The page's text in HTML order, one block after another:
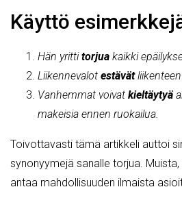
Käyttö
Hän yrittitorjua kaikki
Liikennevalot estävät
Vanhemmat voivat kieltäytyä
makeisia ennen ruokailua.
Toivottavasti tämä artikkeli auttoi
synonyymejä sanalle torjua.
antaa mahdollisuuden ilmaista